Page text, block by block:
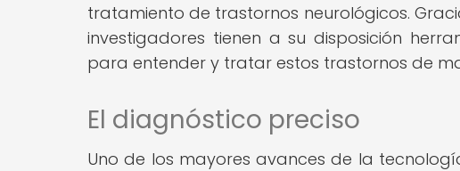
tratamiento de trastornos neurológicos.
investigadores tienen a su disposición
para entender y tratar estos trastornos de
El diagnóstico preciso
Uno de los mayores avances de la